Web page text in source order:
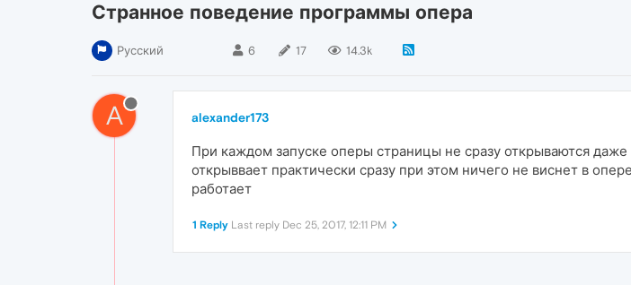
Странное поведение программы опера
Русский 6 17 14.3k
A alexander173
При каждом запуске оперы страницы не сразу открываются
открыввает практически сразу при этом ничего не виснет в
работает
1 Reply Last reply Dec 25, 2017, 12:11 PM